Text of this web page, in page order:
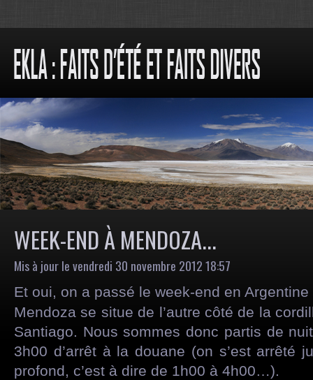
WEEK-END À MENDOZA...
Mis à jour le vendredi 30 novembre 2012 18:57
Et oui, on a passé le week-end en Argentine
Mendoza se situe de l’autre côté de la
Santiago. Nous sommes donc partis de
3h00 d’arrêt à la douane (on s’est arrêté
profond, c’est à dire de 1h00 à 4h00…).